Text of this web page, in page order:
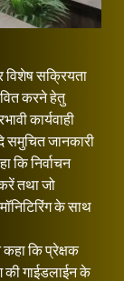
विशेष सक्रियता
करने हेतु
कार्यवाही
समुचित जानकारी
कि निर्वाचन
तथा जो
के साथ
कहा कि प्रेक्षक
की गाईडलाईन के